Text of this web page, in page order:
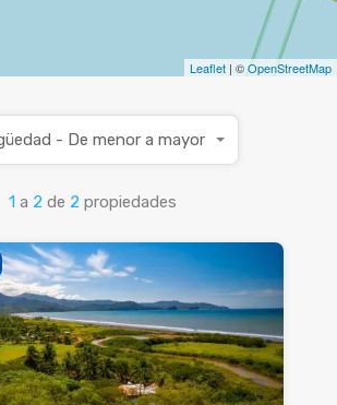
Leaflet | ©OpenStreetMap
1 a 2 de 2 propiedades
- De menor a mayor